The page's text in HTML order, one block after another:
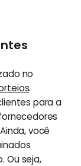
no
.
para a
você
Ou seja,